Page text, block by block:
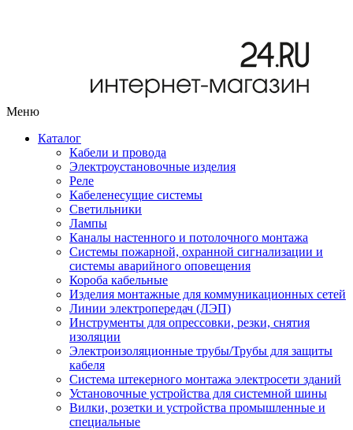
Меню
Каталог
Кабели и провода
Электроустановочные изделия
Реле
Кабеленесущие системы
Светильники
Лампы
Каналы настенного и потолочного монтажа
Системы пожарной, охранной сигнализации и
системы аварийного оповещения
Короба кабельные
Изделия монтажные для коммуникационных сетей
Линии электропередач (ЛЭП)
Инструменты для опрессовки, резки, снятия
изоляции
Электроизоляционные трубы/Трубы для защиты
кабеля
Система штекерного монтажа электросети зданий
Установочные устройства для системной шины
Вилки, розетки и устройства промышленные и
специальные